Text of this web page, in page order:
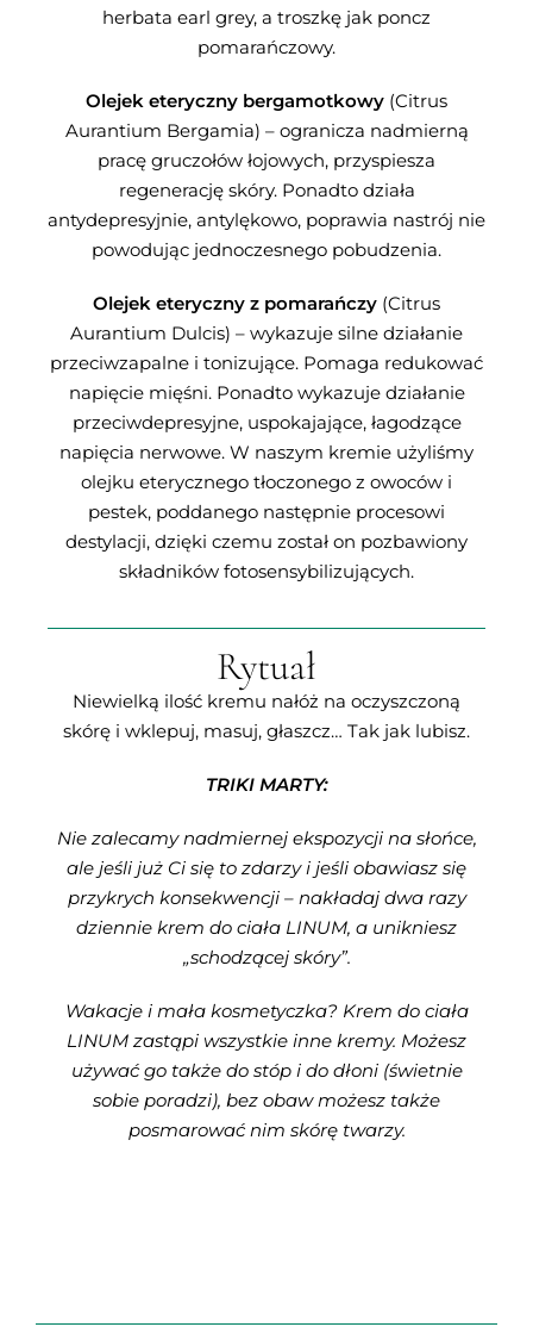
herbata earl grey, a troszkę jak poncz
pomarańczowy.
Olejek eteryczny bergamotkowy (Citrus
Aurantium Bergamia) – ogranicza nadmierną
pracę gruczołów łojowych, przyspiesza
regenerację skóry. Ponadto działa
antydepresyjnie, antylękowo, poprawia nastrój nie
powodując jednoczesnego pobudzenia.
Olejek eteryczny z pomarańczy (Citrus
Aurantium Dulcis) – wykazuje silne działanie
przeciwzapalne i tonizujące. Pomaga redukować
napięcie mięśni. Ponadto wykazuje działanie
przeciwdepresyjne, uspokajające, łagodzące
napięcia nerwowe. W naszym kremie użyliśmy
olejku eterycznego tłoczonego z owoców i
pestek, poddanego następnie procesowi
destylacji, dzięki czemu został on pozbawiony
składników fotosensybilizujących.
Rytuał
Niewielką ilość kremu nałóż na oczyszczoną
skórę i wklepuj, masuj, głaszcz… Tak jak lubisz.
TRIKI MARTY:
Nie zalecamy nadmiernej ekspozycji na słońce,
ale jeśli już Ci się to zdarzy i jeśli obawiasz się
przykrych konsekwencji – nakładaj dwa razy
dziennie krem do ciała LINUM, a unikniesz
„schodzącej skóry”.
Wakacje i mała kosmetyczka? Krem do ciała
LINUM zastąpi wszystkie inne kremy. Możesz
używać go także do stóp i do dłoni (świetnie
sobie poradzi), bez obaw możesz także
posmarować nim skórę twarzy.